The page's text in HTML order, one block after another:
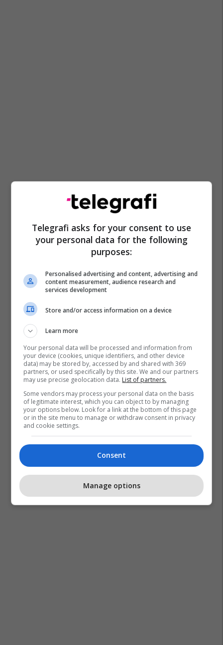
Telegrafi asks for your consent to use
your personal data for the following
purposes:
Personalised advertising and content, advertising and
content measurement, audience research and
services development
Store and/or access information on a device
Learn more
Your personal data will be processed and information from
your device (cookies, unique identifiers, and other device
data) may be stored by, accessed by and shared with 369
partners, or used specifically by this site. We and our partners
may use precise geolocation data. List of partners.
Some vendors may process your personal data on the basis
of legitimate interest, which you can object to by managing
your options below. Look for a link at the bottom of this page
or in the site menu to manage or withdraw consent in privacy
and cookie settings.
Consent
Manage options